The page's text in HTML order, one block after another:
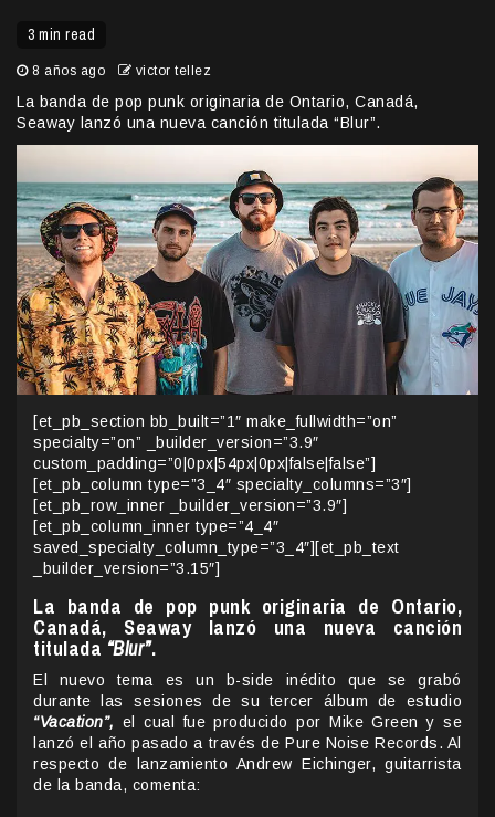
3 min read
8 años ago victor tellez
La banda de pop punk originaria de Ontario, Canadá,
Seaway lanzó una nueva canción titulada “Blur”.
[et_pb_section bb_built=”1″ make_fullwidth=”on”
specialty=”on” _builder_version=”3.9″
custom_padding=”0|0px|54px|0px|false|false”]
[et_pb_column type=”3_4″ specialty_columns=”3″]
[et_pb_row_inner _builder_version=”3.9″]
[et_pb_column_inner type=”4_4″
saved_specialty_column_type=”3_4″][et_pb_text
_builder_version=”3.15″]
La banda de pop punk originaria de Ontario,
Canadá, Seaway lanzó una nueva canción
titulada “Blur”.
El nuevo tema es un b-side inédito que se grabó
durante las sesiones de su tercer álbum de estudio
“Vacation”, el cual fue producido por Mike Green y se
lanzó el año pasado a través de Pure Noise Records. Al
respecto de lanzamiento Andrew Eichinger, guitarrista
de la banda, comenta: